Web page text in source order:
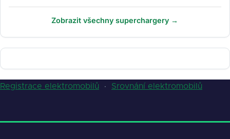
Zobrazit všechny superchargery →
Registrace elektromobilů · Srovnání elektromobilů